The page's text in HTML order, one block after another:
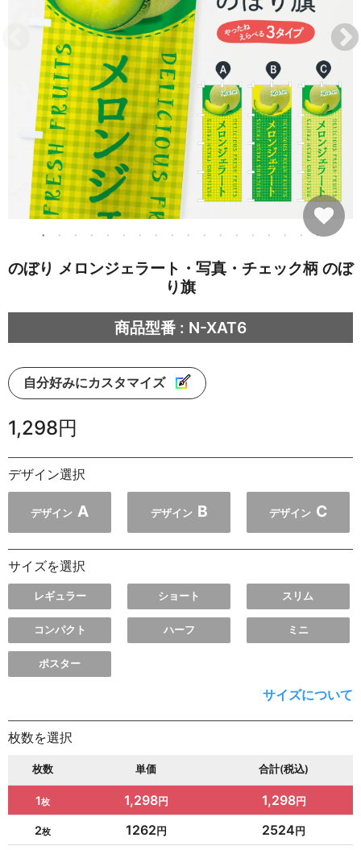
のぼり メロンジェラート・写真・チェック柄 のぼ
り旗
商品型番 : N-XAT6
自分好みにカスタマイズ
1,298円
デザイン選択
デザイン A デザイン B デザイン C
サイズを選択
レギュラー ショート スリム
コンパクト ハーフ ミニ
ポスター
サイズについて
枚数を選択
枚数 単価 合計(税込)
1 1,298 1,298
2 1262 2524